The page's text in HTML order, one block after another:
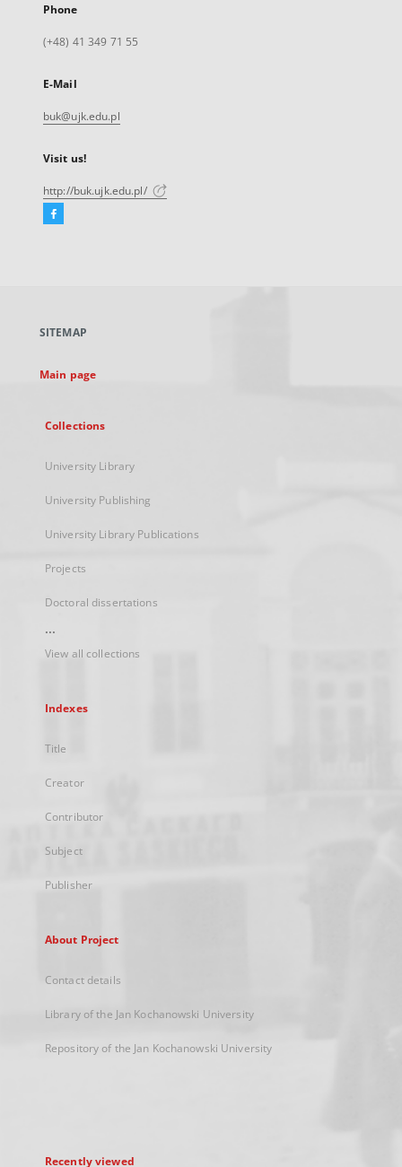
Phone
(+48) 41 349 71 55
E-Mail
buk@ujk.edu.pl
Visit us!
http://buk.ujk.edu.pl/
Facebook
new
SITEMAP
Main page
Collections
University Library
University Publishing
University Library Publications
Projects
Doctoral dissertations
...
View all collections
Indexes
Title
Creator
Contributor
Subject
Publisher
About Project
Contact details
Library of the Jan Kochanowski University
Repository of the Jan Kochanowski University
Recently viewed